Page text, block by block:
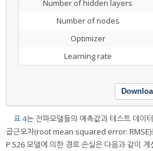
Number of hidden layers
Number of nodes
Optimizer
Learning rate
표 4는 전파모델들의 예측값과 테스트 데이
곱근오차(root mean squared error: RMSE)
P.526 모델에 의한 경로 손실은 다음과 같이 계